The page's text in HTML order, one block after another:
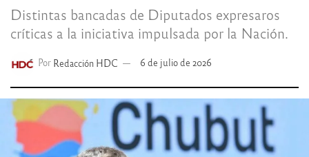
Distintas bancadas de Diputados expresaros
críticas a la iniciativa impulsada por la Nación.
Por Redacción HDC 6 de julio de 2026